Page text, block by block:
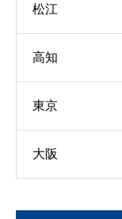
松江
高知
東京
大阪